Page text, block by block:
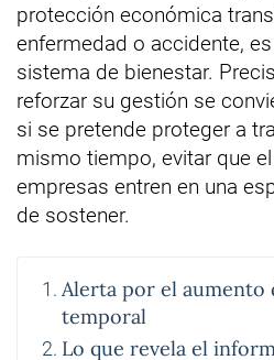
protección económica
enfermedad o accidente,
sistema de bienestar.
reforzar su gestión se
si se pretende proteger a
mismo tiempo, evitar que
empresas entren en una
de sostener.
Alerta por el aumento
temporal
Lo que revela el